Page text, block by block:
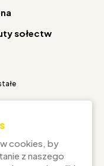
sołectw
cookies, by
z naszego